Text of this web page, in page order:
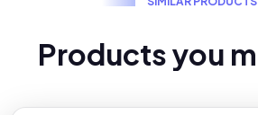
Productsyou m